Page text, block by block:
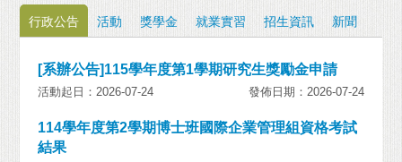
行政公告 活動 獎學金 就業實習 招生資訊 新聞
[系辦公告]115學年度第1學期研究生獎勵金申請
活動起日：2026-07-24 發佈日期：2026-07-24
114學年度第2學期博士班國際企業管理組資格考試
結果